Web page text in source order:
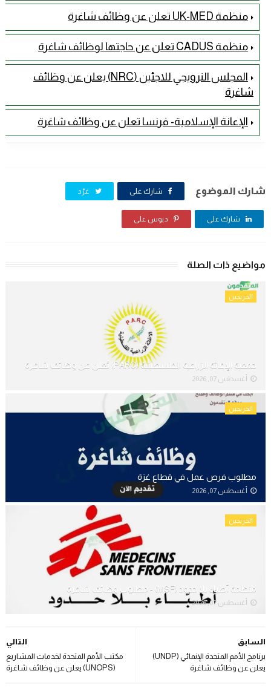
منظمة UK-MED تعلن عن وظائف شاغرة
منظمة CADUS تعلن عن حاجتها لوظائف شاغرة
المجلس النرويجي للاجئين (NRC) يعلن عن وظائف
شاغرة
الإعانة الإسلامية- فرنسا تعلن عن وظائف شاغرة
شارك الموضوع شارك على غرّد
شارك على دبوس على
مواضيع ذات الصلة
الخريجين
جمعية الإغاثة الزراعية الفلسطينية (PARC) تُعلن عن وظائف شاغرة
أغسطس 07, 2026
الخريجين
مطلوب فرص عمل في قطاع غزة
أغسطس 07, 2026
الخريجين
منظمة أطباء بلا حدود (MSF) - مطلوب وظائف شاغرة
أغسطس 07, 2026
التالي
مكتب الأمم المتحدة لخدمات المشاريع
(UNOPS) يعلن عن وظائف شاغرة
السابق
برنامج الأمم المتحدة الإنمائي (UNDP)
يعلن عن وظائف شاغرة